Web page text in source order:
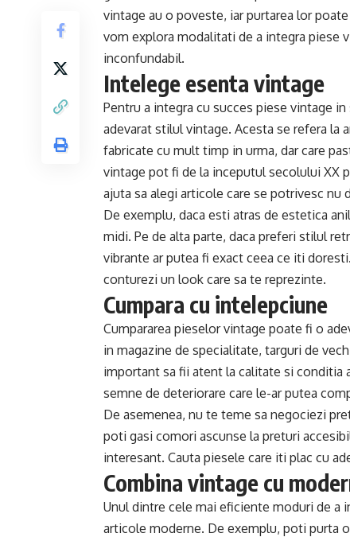
vintage au o poveste, iar purtarea lor
vom explora modalitati de a integra piese
inconfundabil.
Intelege esenta vintage
Pentru a integra cu succes piese vintage
adevarat stilul vintage. Acesta se refera la
fabricate cu mult timp in urma, dar care
vintage pot fi de la inceputul secolului XX
ajuta sa alegi articole care se potrivesc nu
De exemplu, daca esti atras de estetica
midi. Pe de alta parte, daca preferi stilul
vibrante ar putea fi exact ceea ce iti
conturezi un look care sa te reprezinte.
Cumpara cu intelepciune
Cumpararea pieselor vintage poate fi o
in magazine de specialitate, targuri de
important sa fii atent la calitate si conditia
semne de deteriorare care le-ar putea
De asemenea, nu te teme sa negociezi
poti gasi comori ascunse la preturi
interesant. Cauta piesele care iti plac cu
Combina vintage cu
Unul dintre cele mai eficiente moduri de a
articole moderne. De exemplu, poti purta